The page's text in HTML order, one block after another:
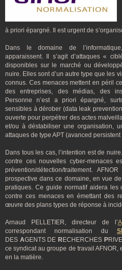
à priori épargné. Il est urgent de
Dans le domaine de
apparaissent. Il s’agit d’attaques «
disponibles sur le marché ou
nuire. Elles sont d’un autre type que les
connus. Ces menaces mettent en péril
des entreprises, des médias, des
Personne n’est a priori épargné,
sensibles à dérober (data leak
ouverte pour perpétrer des actes
et/ou à déstabiliser une organisation,
attaques de type APT (avanced
Dans tous les cas, l’intention est de
contre ces nouvelles cyber-menaces
prévention/détection/traitement.
prospective dans ce domaine, en vue
pratiques. Ce guide normatif aidera les
contre ces menaces en émettant des
œuvre des plans types de réponse à
Arnaud PELLETIER, directeur de l’
correspondant normalisation du
DES AGENTS DE R ECHERCHES P
ce syndicat au groupe de travail AFNOR,
en la matière.